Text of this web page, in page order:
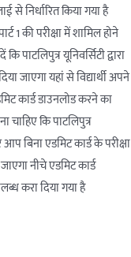
से निर्धारित किया गया है
1 की परीक्षा में शामिल होने
पाटलिपुत्र यूनिवर्सिटी द्वारा
जाएगा यहां से विद्यार्थी अपने
कार्ड डाउनलोड करने का
चाहिए कि पाटलिपुत्र
बिना एडमिट कार्ड के परीक्षा
नीचे एडमिट कार्ड
करा दिया गया है